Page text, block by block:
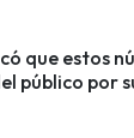
que estos
público por